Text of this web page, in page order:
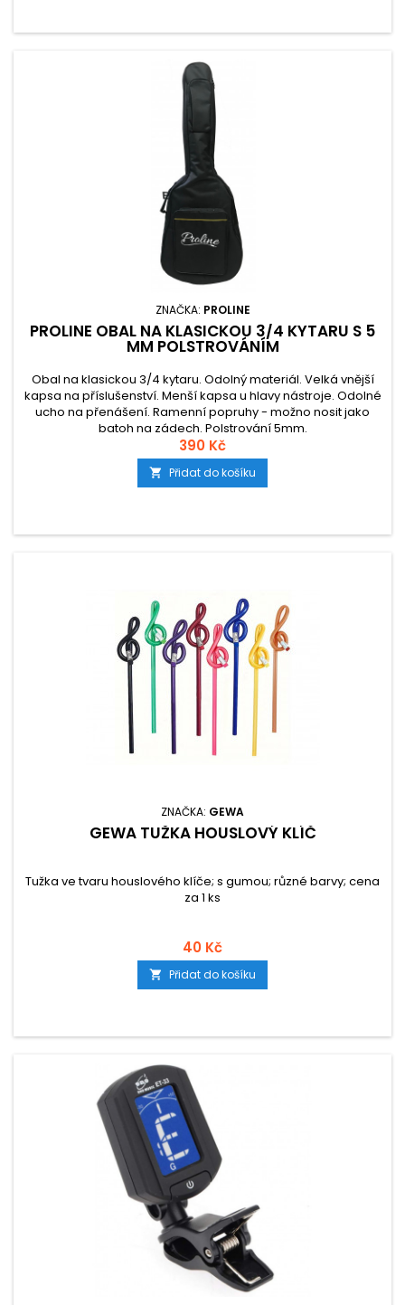
ZNAČKA: PROLINE
PROLINE OBAL NA KLASICKOU 3/4 KYTARU S 5
MM POLSTROVÁNÍM
Obal na klasickou 3/4 kytaru. Odolný materiál. Velká vnější
kapsa na příslušenství. Menší kapsa u hlavy nástroje. Odolné
ucho na přenášení. Ramenní popruhy - možno nosit jako
batoh na zádech. Polstrování 5mm.
390 Kč
 Přidat do košíku
ZNAČKA: GEWA
GEWA TUŽKA HOUSLOVÝ KLÍČ
Tužka ve tvaru houslového klíče; s gumou; různé barvy; cena
za 1 ks
40 Kč
 Přidat do košíku